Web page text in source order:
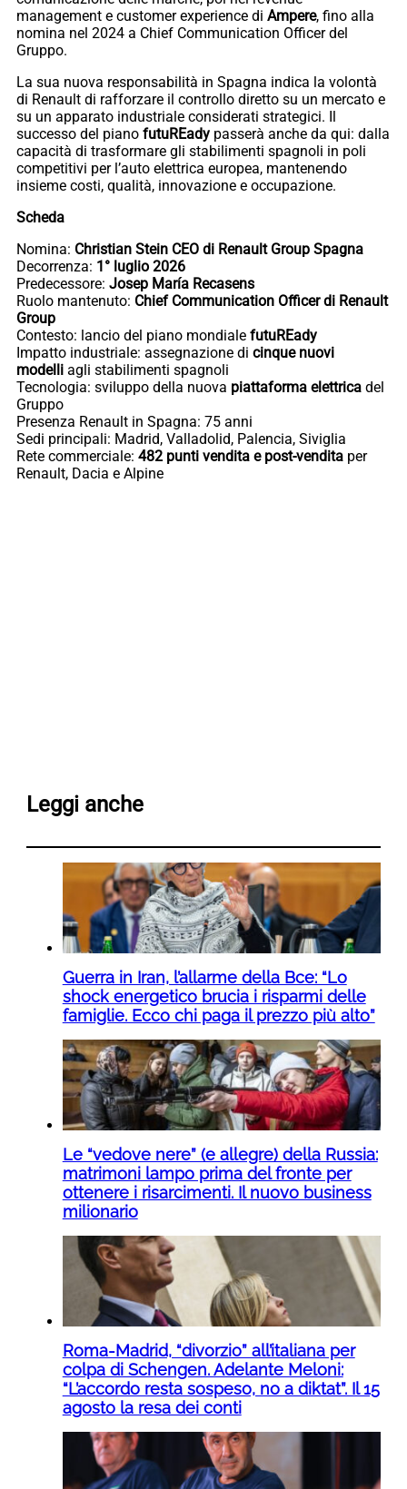
management e customer experience di Ampere, fino alla
nomina nel 2024 a Chief Communication Officer del
Gruppo.
La sua nuova responsabilità in Spagna indica la volontà
di Renault di rafforzare il controllo diretto su un mercato e
su un apparato industriale considerati strategici. Il
successo del piano futuREady passerà anche da qui: dalla
capacità di trasformare gli stabilimenti spagnoli in poli
competitivi per l’auto elettrica europea, mantenendo
insieme costi, qualità, innovazione e occupazione.
Scheda
Nomina: Christian Stein CEO di Renault Group Spagna
Decorrenza: 1° luglio 2026
Predecessore: Josep María Recasens
Ruolo mantenuto: Chief Communication Officer di Renault
Group
Contesto: lancio del piano mondiale futuREady
Impatto industriale: assegnazione di cinque nuovi
modelli agli stabilimenti spagnoli
Tecnologia: sviluppo della nuova piattaforma elettrica del
Gruppo
Presenza Renault in Spagna: 75 anni
Sedi principali: Madrid, Valladolid, Palencia, Siviglia
Rete commerciale: 482 punti vendita e post-vendita per
Renault, Dacia e Alpine
Leggi anche
Guerra in Iran, l’allarme della Bce: “Lo
shock energetico brucia i risparmi delle
famiglie. Ecco chi paga il prezzo più alto”
Le “vedove nere” (e allegre) della Russia:
matrimoni lampo prima del fronte per
ottenere i risarcimenti. Il nuovo business
milionario
Roma-Madrid, “divorzio” all’italiana per
colpa di Schengen. Adelante Meloni:
“L’accordo resta sospeso, no a diktat”. Il 15
agosto la resa dei conti